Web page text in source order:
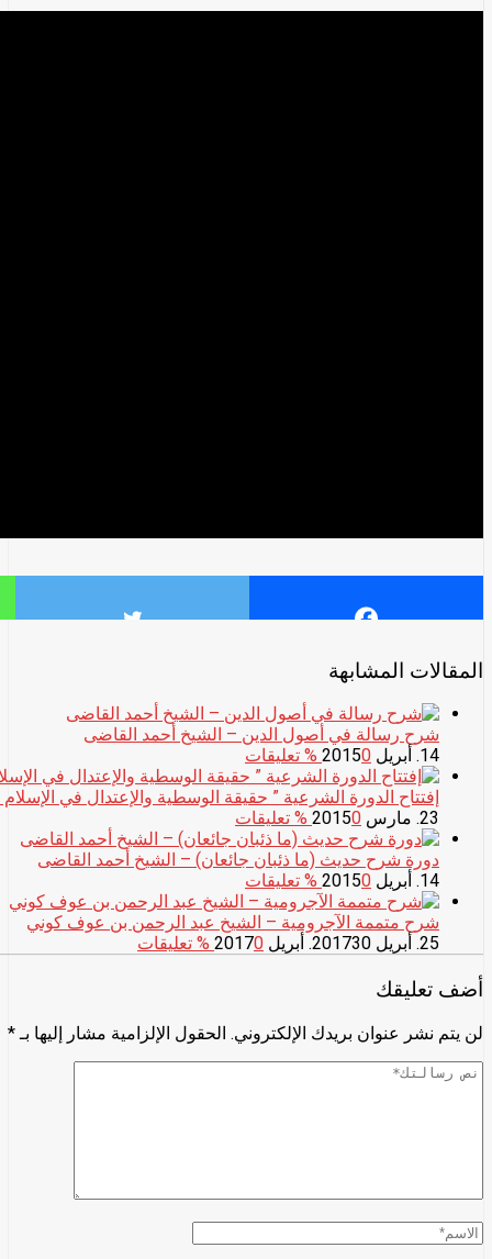
المقالات المشابهة
شرح رسالة في أصول الدين – الشيخ أحمد القاضى
14. أبريل 2015
0
% تعليقات
إفتتاح الدورة الشرعية ” حقيقة الوسطية والإعتدال في الإسلام ”
23. مارس 2015
0
% تعليقات
دورة شرح حديث (ما ذئبان جائعان) – الشيخ أحمد القاضى
14. أبريل 2015
0
% تعليقات
شرح متممة الآجرومية – الشيخ عبد الرحمن بن عوف كوني
25. أبريل 2017
30. أبريل 2017 0 % تعليقات
أضف تعليقك
لن يتم نشر عنوان بريدك الإلكتروني. الحقول الإلزامية مشار إليها بـ *